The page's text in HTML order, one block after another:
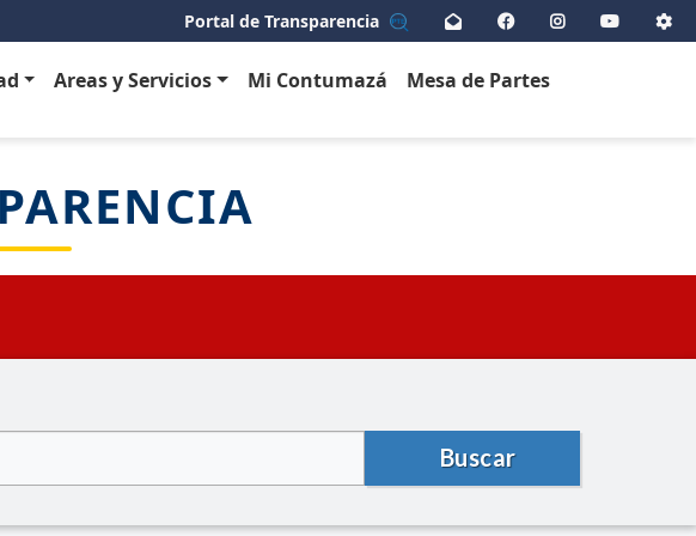
Portal de Transparencia
Areas y Servicios Mi Contumazá Mesa de Partes